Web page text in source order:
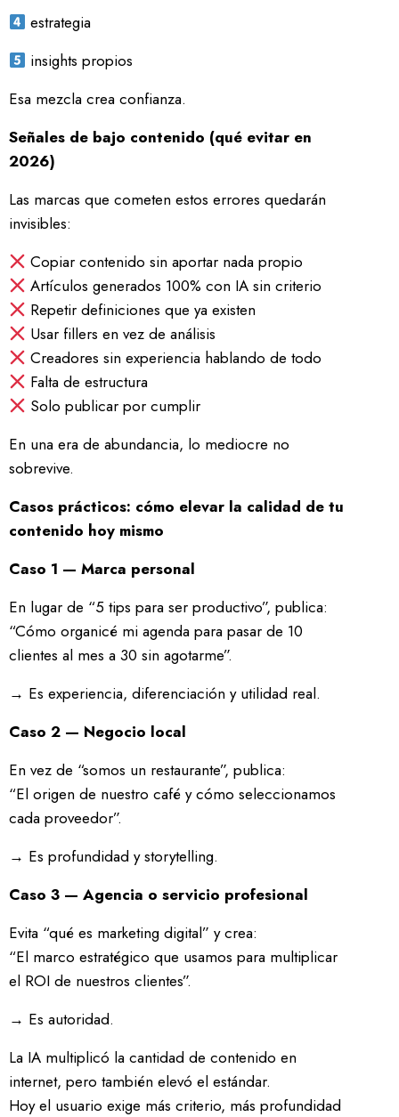
estrategia
insights propios
Esa mezcla crea confianza.
Señales de bajo contenido (qué evitar en
2026)
Las marcas que cometen estos errores quedarán
invisibles:
Copiar contenido sin aportar nada propio
Artículos generados 100% con IA sin criterio
Repetir definiciones que ya existen
Usar fillers en vez de análisis
Creadores sin experiencia hablando de todo
Falta de estructura
Solo publicar por cumplir
En una era de abundancia, lo mediocre no
sobrevive.
Casos prácticos: cómo elevar la calidad de tu
contenido hoy mismo
Caso 1 — Marca personal
En lugar de “5 tips para ser productivo”, publica:
“Cómo organicé mi agenda para pasar de 10
clientes al mes a 30 sin agotarme”.
→ Es experiencia, diferenciación y utilidad real.
Caso 2 — Negocio local
En vez de “somos un restaurante”, publica:
“El origen de nuestro café y cómo seleccionamos
cada proveedor”.
→ Es profundidad y storytelling.
Caso 3 — Agencia o servicio profesional
Evita “qué es marketing digital” y crea:
“El marco estratégico que usamos para multiplicar
el ROI de nuestros clientes”.
→ Es autoridad.
La IA multiplicó la cantidad de contenido en
internet, pero también elevó el estándar.
Hoy el usuario exige más criterio, más profundidad